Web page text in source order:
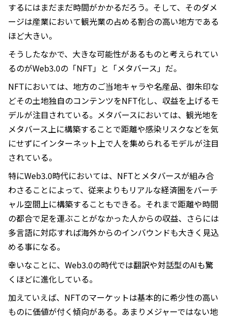
するにはまだまだ時間がかかるだろう。そして、そのダメ
ージは産業において観光業の占める割合の高い地方である
ほど大きい。
そうしたなかで、大きな可能性があるものと考えられてい
るのがWeb3.0の「NFT」と「メタバース」だ。
NFTにおいては、地方のご当地キャラや名産品、御朱印な
どその土地独自のコンテンツをNFT化し、収益を上げるモ
デルが注目されている。メタバースにおいては、観光地を
メタバース上に構築することで距離や感染リスクなどを気
にせずにインターネット上で人を集められるモデルが注目
されている。
特にWeb3.0時代においては、NFTとメタバースが組み合
わさることによって、従来よりもリアルな経済圏をバーチ
ャル空間上に構築することもできる。それまで距離や時間
の都合で足を運ぶことがなかった人からの収益、さらには
多言語に対応すれば海外からのインバウンドも大きく見込
める事になる。
幸いなことに、Web3.0の時代では翻訳や対話型のAIも驚
くほどに進化している。
加えていえば、NFTのマーケットは基本的に希少性の高い
ものに価値が付く傾向がある。あまりメジャーではない地